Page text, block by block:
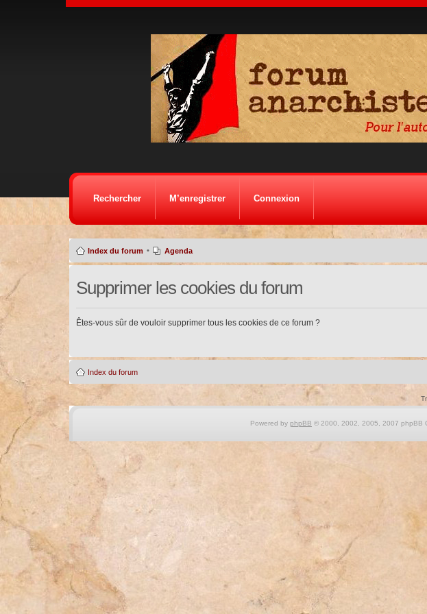
Rechercher M’enregistrer Connexion
Index du forum • Agenda
Supprimer les cookies du forum
Êtes-vous sûr de vouloir supprimer tous les cookies de ce forum ?
Index du forum
Powered by phpBB © 2000, 2002, 2005, 2007 phpBB